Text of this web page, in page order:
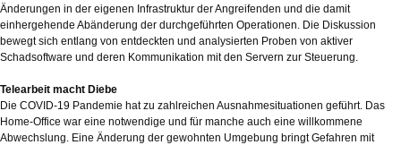
Änderungen in der eigenen Infrastruktur der Angreifenden und die damit
einhergehende Abänderung der durchgeführten Operationen. Die Diskussion
bewegt sich entlang von entdeckten und analysierten Proben von aktiver
Schadsoftware und deren Kommunikation mit den Servern zur Steuerung.
Telearbeit macht Diebe
Die COVID-19 Pandemie hat zu zahlreichen Ausnahmesituationen geführt. Das
Home-Office war eine notwendige und für manche auch eine willkommene
Abwechslung. Eine Änderung der gewohnten Umgebung bringt Gefahren mit